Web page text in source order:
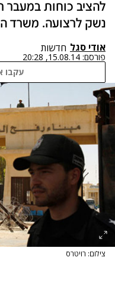
להציב כוחות במעבר
נשק לרצועה. משרד
אודי סגל חדשות
פורסם: 15.08.14, 20:28
עקבו
צילום: רויטרס